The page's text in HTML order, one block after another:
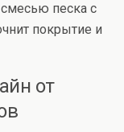
смесью песка с
покрытие и
от